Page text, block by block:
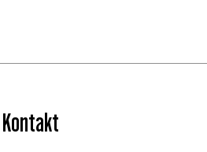
Kontakt